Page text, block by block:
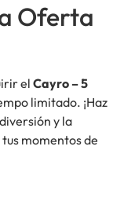
Oferta
el Cayro – 5
limitado. ¡Haz
y la
momentos de